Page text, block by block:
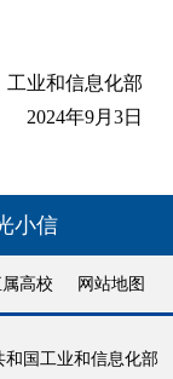
工业和信息化部
2024年9月3日
小信
高校 网站地图
和国工业和信息化部